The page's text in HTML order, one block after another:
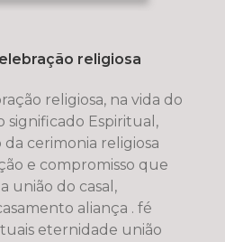
religiosa
religiosa, na vida do
significado Espiritual,
cerimonia religiosa
e compromisso que
união do casal,
aliança . fé
eternidade união